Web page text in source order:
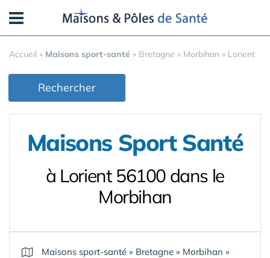
Accueil » Maisons sport-santé » Bretagne » Morbihan » Lorient
Rechercher
Maisons Sport Santé
à Lorient 56100 dans le
Morbihan
Maisons sport-santé » Bretagne » Morbihan »
Panneau de gestion des cookies